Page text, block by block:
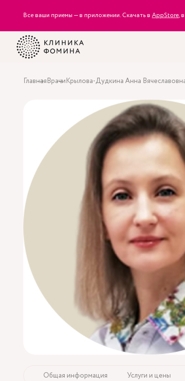
Все ваши приемы — в приложении. Скачать в AppStore, в
ГлавнаяВрачиКрылова-Дудкина Анна
Общая информация Услуги и цены